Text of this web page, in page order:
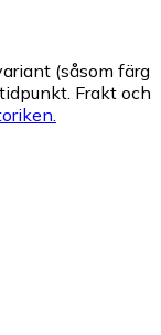
(såsom färg
Frakt och